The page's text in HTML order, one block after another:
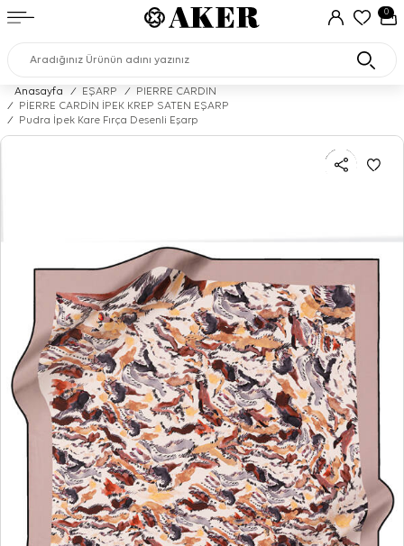
0
Anasayfa / EŞARP /
PIERRE CARDIN
/
PİERRE CARDİN İPEK KREP SATEN EŞARP
/
Pudra İpek Kare Fırça Desenli Eşarp